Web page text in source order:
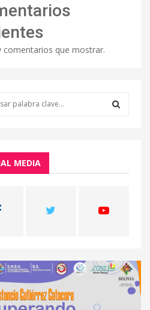
comentarios que mostrar.
MEDIA